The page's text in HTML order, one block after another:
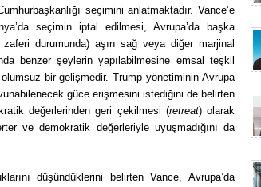
seçimini anlatmaktadır. Vance’e
seçimin iptal edilmesi, Avrupa’da başka
durumunda) aşırı sağ veya diğer marjinal
benzer şeylerin yapılabilmesine emsal teşkil
bir gelişmedir. Trump yönetiminin Avrupa
güce erişmesini istediğini de belirten
değerlerinden geri çekilmesi (retreat) olarak
ve demokratik değerleriyle uyuşmadığını da
düşündüklerini belirten Vance, Avrupa’da